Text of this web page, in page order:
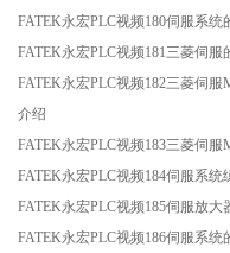
FATEK永宏PLC视频180伺服系统
FATEK永宏PLC视频181三菱伺服
FATEK永宏PLC视频182三菱伺
介绍
FATEK永宏PLC视频183三菱伺
FATEK永宏PLC视频184伺服系
FATEK永宏PLC视频185伺服放
FATEK永宏PLC视频186伺服系